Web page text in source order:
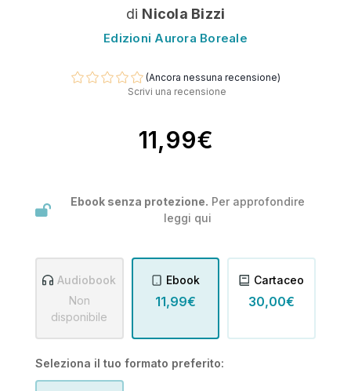
di Nicola Bizzi
Edizioni Aurora Boreale
(Ancora nessuna recensione)
Scrivi una recensione
11,99€
Ebook senza protezione. Per approfondire
leggi qui
Audiobook
Non
disponibile
Ebook
11,99€
Cartaceo
30,00€
Seleziona il tuo formato preferito: